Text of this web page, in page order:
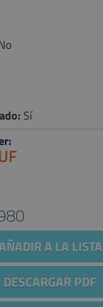
Sí
A LA LISTA
DESCARGAR PDF